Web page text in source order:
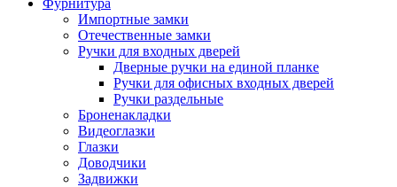
Фурнитура
Импортные замки
Отечественные замки
Ручки для входных дверей
Дверные ручки на единой планке
Ручки для офисных входных дверей
Ручки раздельные
Броненакладки
Видеоглазки
Глазки
Доводчики
Задвижки